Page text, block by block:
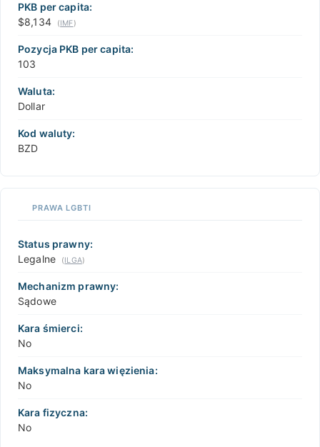
PKB per capita:
$8,134
(IMF)
Pozycja PKB per capita:
103
Waluta:
Dollar
Kod waluty:
BZD
PRAWA LGBTI
Status prawny:
Legalne
(ILGA)
Mechanizm prawny:
Sądowe
Kara śmierci:
No
Maksymalna kara więzienia:
No
Kara fizyczna:
No